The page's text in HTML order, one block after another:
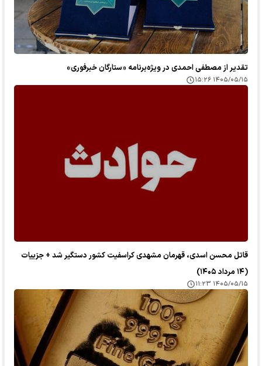
تقدیر از مصطفی احمدی در ویژه‌برنامه «ستارگان خبرفوری»
۱۴۰۵/۰۵/۱۵ ۱۵:۲۶
قاتل محسن اسدی، قهرمان مشهدی کراسفیت کشور دستگیر شد + جزییات
(۱۴ مرداد ۱۴۰۵)
۱۴۰۵/۰۵/۱۵ ۱۱:۲۳